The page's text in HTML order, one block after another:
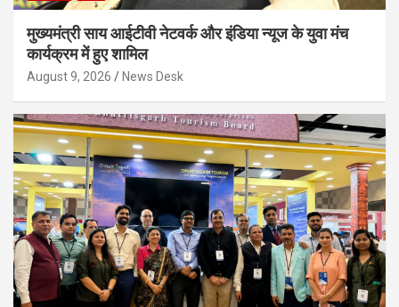
मुख्यमंत्री साय आईटीवी नेटवर्क और इंडिया न्यूज के युवा मंच
कार्यक्रम में हुए शामिल
August 9, 2026 News Desk